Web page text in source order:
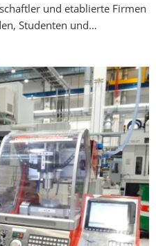
und etablierte Firmen
Studenten und…